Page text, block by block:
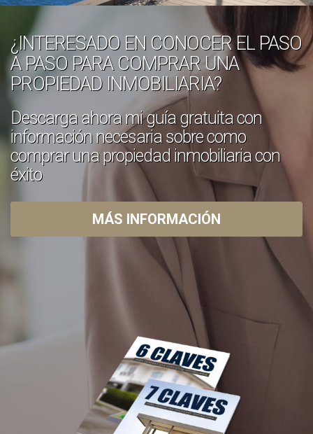
¿INTERESADO EN CONOCER EL PASO
A PASO PARA COMPRAR UNA
PROPIEDAD INMOBILIARIA?
Descarga ahora mi guía gratuita con
información necesaria sobre como
comprar una propiedad inmobiliaria con
éxito
MÁS INFORMACIÓN